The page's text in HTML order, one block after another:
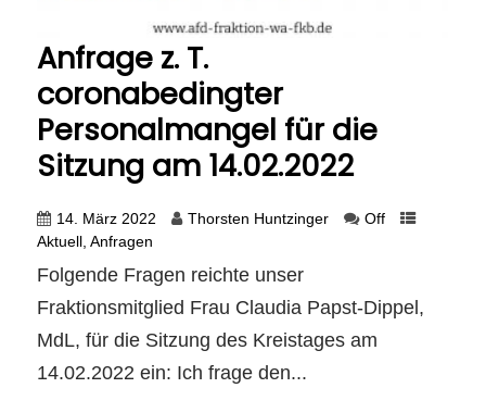
Anfrage z. T.
coronabedingter
Personalmangel für die
Sitzung am 14.02.2022
14. März 2022 Thorsten Huntzinger
Off
Aktuell,Anfragen
Folgende Fragen reichte unser
Fraktionsmitglied Frau Claudia Papst-Dippel,
MdL, für die Sitzung des Kreistages am
14.02.2022 ein: Ich frage den...